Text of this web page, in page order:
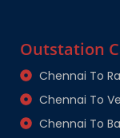
Outstation
Chennai To
Chennai To
Chennai To